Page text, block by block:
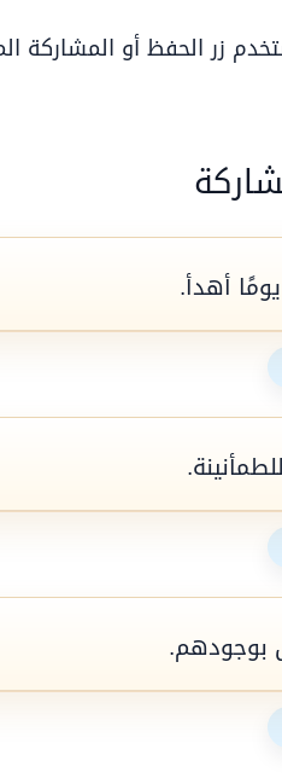
زر الحفظ أو
أهدأ.
بوجودهم.